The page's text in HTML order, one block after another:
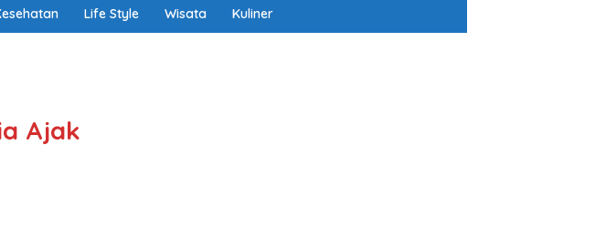
Life Style Wisata Kuliner
Ajak